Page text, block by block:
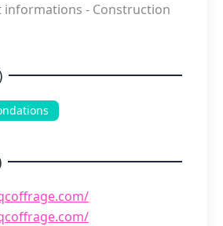
informations - Construction